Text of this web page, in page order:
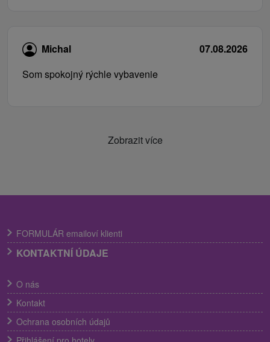
Michal
07.08.2026
Som spokojný rýchle vybavenie
Zobrazit více
FORMULÁR emailoví klienti
KONTAKTNÍ ÚDAJE
O nás
Kontakt
Ochrana osobních údajů